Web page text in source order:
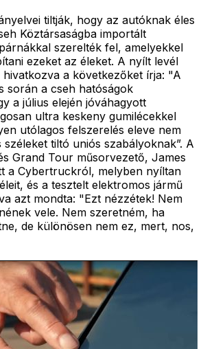
tiltják, hogy az autóknak éles
Köztársaságba importált
szerelték fel, amelyekkel
ezeket az éleket. A nyílt levél
a következőket írja: "A
során a cseh hatóságok
a július elején jóváhagyott
ultra keskeny gumilécekkel
utólagos felszerelés eleve nem
tiltó uniós szabályoknak”. A
Grand Tour műsorvezető, James
a Cybertruckról, melyben nyíltan
és a tesztelt elektromos jármű
azt mondta: "Ezt nézzétek! Nem
vele. Nem szeretném, ha
de különösen nem ez, mert, nos,